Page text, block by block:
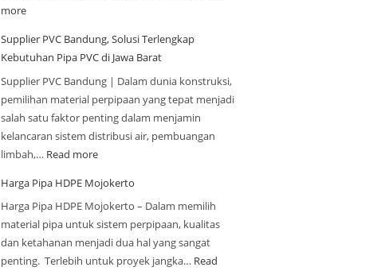
more
Supplier PVC Bandung, Solusi Terlengkap
Kebutuhan Pipa PVC di Jawa Barat
Supplier PVC Bandung | Dalam dunia konstruksi,
pemilihan material perpipaan yang tepat menjadi
salah satu faktor penting dalam menjamin
kelancaran sistem distribusi air, pembuangan
limbah,… Read more
Harga Pipa HDPE Mojokerto
Harga Pipa HDPE Mojokerto – Dalam memilih
material pipa untuk sistem perpipaan, kualitas
dan ketahanan menjadi dua hal yang sangat
penting. Terlebih untuk proyek jangka… Read